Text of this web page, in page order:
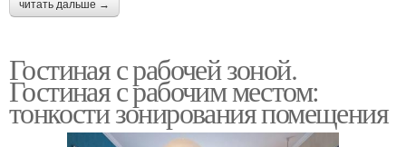
читать дальше →
Гостиная с рабочей зоной.
Гостиная с рабочим местом:
тонкости зонирования помещения